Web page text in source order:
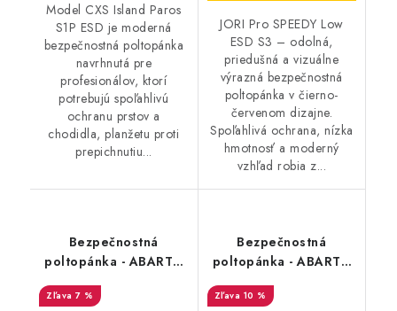
Model CXS Island Paros
S1P ESD je moderná
bezpečnostná poltopánka
navrhnutá pre
profesionálov, ktorí
potrebujú spoľahlivú
ochranu prstov a
chodidla, planžetu proti
prepichnutiu...
JORI Pro SPEEDY Low
ESD S3 – odolná,
priedušná a vizuálne
výrazná bezpečnostná
poltopánka v čierno-
červenom dizajne.
Spoľahlivá ochrana, nízka
hmotnosť a moderný
vzhľad robia z...
Bezpečnostná
poltopánka - ABARTH
TRUCK S3 - šedo-
modrá AB0006GRBL
7 %
Bezpečnostná
poltopánka - ABARTH
595 S1 - čierna-červená
AB0001BKRD
10 %